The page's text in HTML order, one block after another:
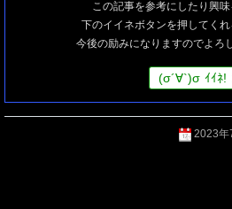
この記事を参考にしたり興
下のイイネボタンを押してくれ
今後の励みになりますのでよろ
(σ´∀`)σ ｲｲﾈ!
2023年